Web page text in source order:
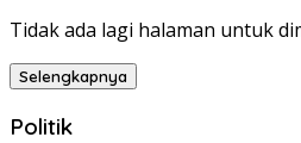
Tidak ada lagi halaman untuk
Selengkapnya
Politik